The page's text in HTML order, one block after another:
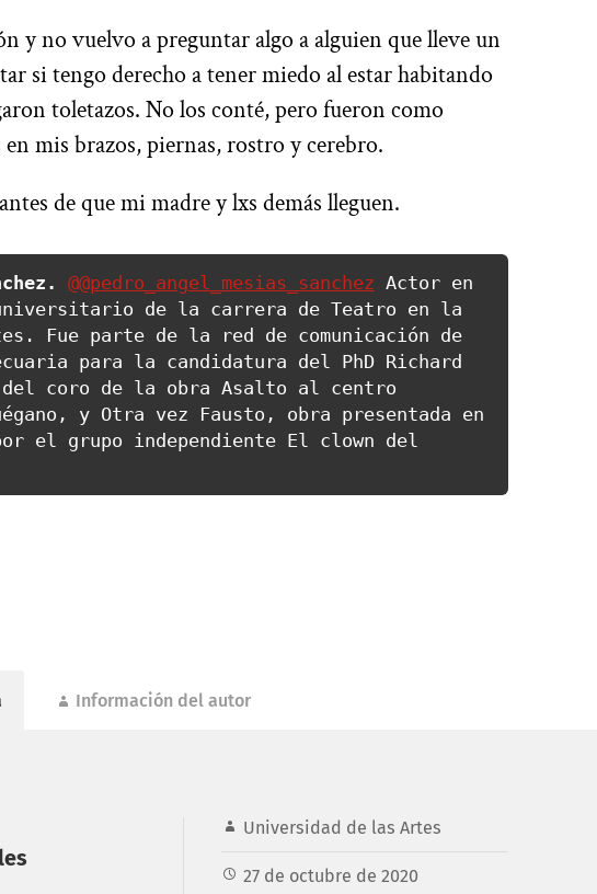
y no vuelvo a preguntar algo a alguien que lleve un
si tengo derecho a tener miedo al estar habitando
toletazos. No los conté, pero fueron como
mis brazos, piernas, rostro y cerebro.
de que mi madre y lxs demás lleguen.
@@pedro_angel_mesias_sanchez Actor en
de la carrera de Teatro en la
Fue parte de la red de comunicación de
para la candidatura del PhD Richard
coro de la obra Asalto al centro
y Otra vez Fausto, obra presentada en
el grupo independiente El clown del
Información del autor
Universidad de las Artes
27 de octubre de 2020